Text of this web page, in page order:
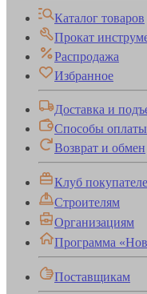
Каталог товаров
Прокат
Распродажа
Избранное
Доставка и
Способы оплаты
Возврат и обмен
Клуб
Строителям
Организациям
Программа
Поставщикам